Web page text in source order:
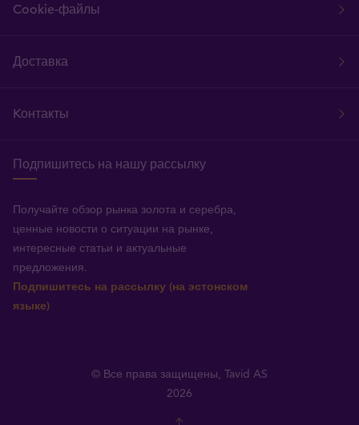
Cookie-файлы
Доставка
Kонтакты
Подпишитесь на нашу рассылку
Получайте обзор рынка золота и серебра,
ценные новости о ситуации на рынке,
интересные статьи и актуальные
предложения.
Подпишитесь на рассылку (на эстонском
языке)
© Все права защищены, Tavid AS
2026